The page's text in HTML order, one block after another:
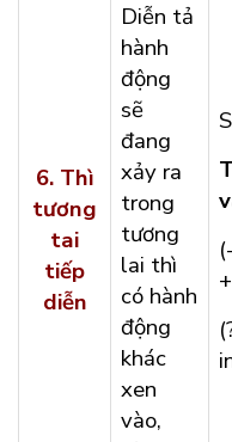
6. Thì
tương
tai
tiếp
diễn
Diễn tả
hành
động
sẽ
đang
xảy ra
trong
tương
lai thì
có hành
động
khác
xen
vào,